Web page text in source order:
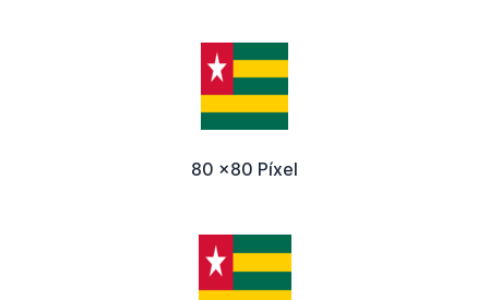
80 x80 Píxel